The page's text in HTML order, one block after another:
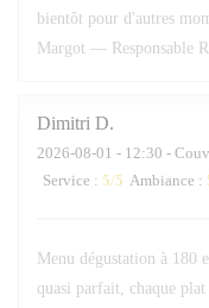
bientôt pour d'autres
Margot — Responsable
Dimitri D
2026-08-01 - 12:30 -
Service : 5/5 Ambiance :
Menu dégustation à 180
quasi parfait, chaque